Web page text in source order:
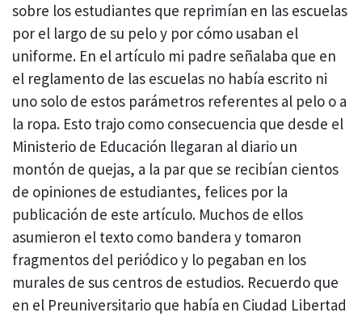
sobre los estudiantes que reprimían en las escuelas
por el largo de su pelo y por cómo usaban el
uniforme. En el artículo mi padre señalaba que en
el reglamento de las escuelas no había escrito ni
uno solo de estos parámetros referentes al pelo o a
la ropa. Esto trajo como consecuencia que desde el
Ministerio de Educación llegaran al diario un
montón de quejas, a la par que se recibían cientos
de opiniones de estudiantes, felices por la
publicación de este artículo. Muchos de ellos
asumieron el texto como bandera y tomaron
fragmentos del periódico y lo pegaban en los
murales de sus centros de estudios. Recuerdo que
en el Preuniversitario que había en Ciudad Libertad